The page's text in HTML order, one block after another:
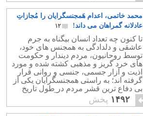
محمد خاتمی، اعدام هَمجنسگرایان را مُجازاتِ
عادلانه گمراهان می داند!
۱۲
تا کنون چه تعداد انسان بیگناه به جرم
عاشقی و دلدادگی به همجنس های خود،
توسط روحانیون، مردم دیندار و حکومت
های خرد گریز و مذهبی کشته شده و مورد
اذیت و آزار جسمی، جنسی و روانی قرار
گرفته اند؛ به راستی همجنسگرایان یکی از
بی دفاع ترین قشر مردم در طول تاریخ
مذاهب بوده اند و همواره به آنان ظلم شده
است.
۱۴۹۲ پخش